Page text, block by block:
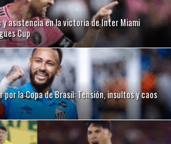
y asistencia en la victoria de Inter Miami
Cup
por la Copa de Brasil: Tensión, insultos y caos